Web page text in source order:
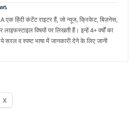
एक हिंदी कंटेंट राइटर हैं, जो न्यूज, क्रिकेट, बिज़नेस,
विषयों पर लिखती हैं। इन्हें 4+ वर्षों का
व स्पष्ट भाषा में जानकारी देने के लिए जानी
X